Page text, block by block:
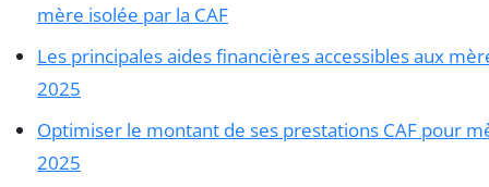
mère isolée par la CAF
Les principales aides financières accessibles aux
2025
Optimiser le montant de ses prestations CAF pour
2025